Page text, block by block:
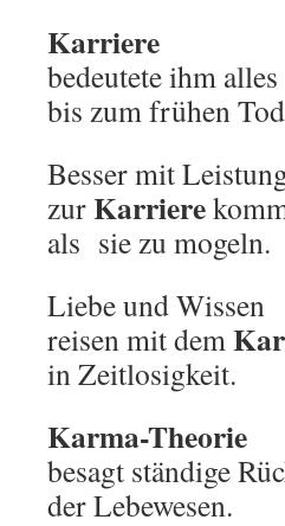
Karriere
bedeutete ihm alles
bis zum frühen
Besser mit
zurKarriere
als sie zu mogeln.
Liebe und Wissen
reisen mit dem
in Zeitlosigkeit.
Karma-Theorie
besagt ständige
der Lebewesen.